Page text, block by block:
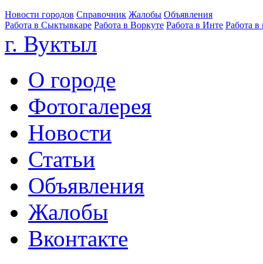
Новости городов Справочник Жалобы Объявления
Работа в Сыктывкаре Работа в Воркуте Работа в Инте Работа в
г. Вуктыл
О городе
Фотогалерея
Новости
Статьи
Объявления
Жалобы
Вконтакте